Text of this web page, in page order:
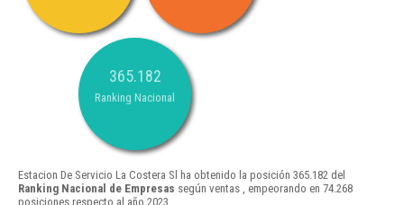
365.182
Ranking Nacional
Estacion De Servicio La Costera Sl ha obtenido la posición 365.182 del
Ranking Nacional de Empresas según ventas , empeorando en 74.268
posiciones respecto al año 2023.